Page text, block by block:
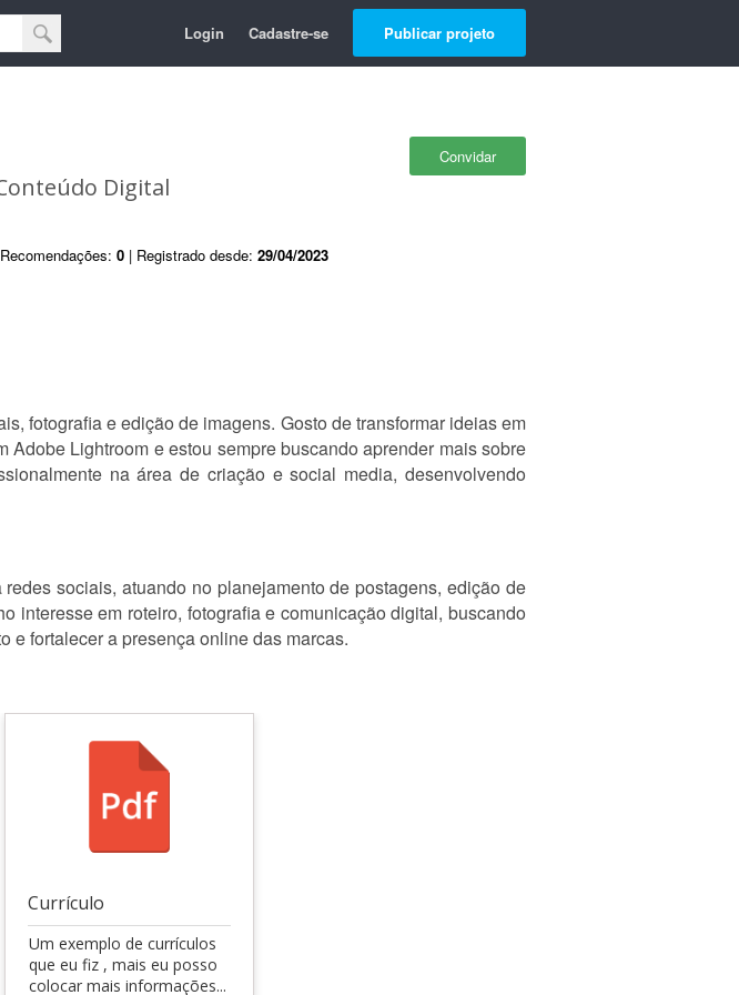
Login Cadastre-se Publicar projeto
Convidar
Digital
0 | Registrado desde: 29/04/2023
fotografia e edição de imagens. Gosto de transformar ideias em
Lightroom e estou sempre buscando aprender mais sobre
na área de criação e social media, desenvolvendo
sociais, atuando no planejamento de postagens, edição de
interesse em roteiro, fotografia e comunicação digital, buscando
e fortalecer a presença online das marcas.
Currículo
Um exemplo de currículos
que eu fiz , mais eu posso
colocar mais informações...